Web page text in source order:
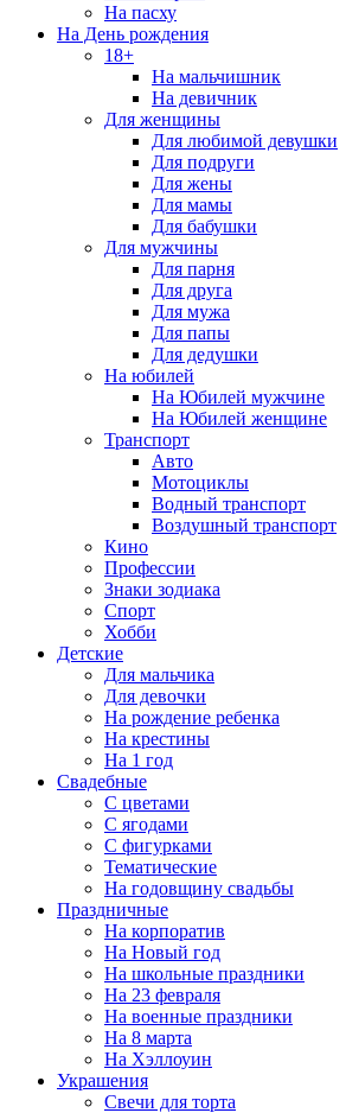
На пасху
На День рождения
18+
На мальчишник
На девичник
Для женщины
Для любимой девушки
Для подруги
Для жены
Для мамы
Для бабушки
Для мужчины
Для парня
Для друга
Для мужа
Для папы
Для дедушки
На юбилей
На Юбилей мужчине
На Юбилей женщине
Транспорт
Авто
Мотоциклы
Водный транспорт
Воздушный транспорт
Кино
Профессии
Знаки зодиака
Спорт
Хобби
Детские
Для мальчика
Для девочки
На рождение ребенка
На крестины
На 1 год
Свадебные
С цветами
С ягодами
С фигурками
Тематические
На годовщину свадьбы
Праздничные
На корпоратив
На Новый год
На школьные праздники
На 23 февраля
На военные праздники
На 8 марта
На Хэллоуин
Украшения
Свечи для торта